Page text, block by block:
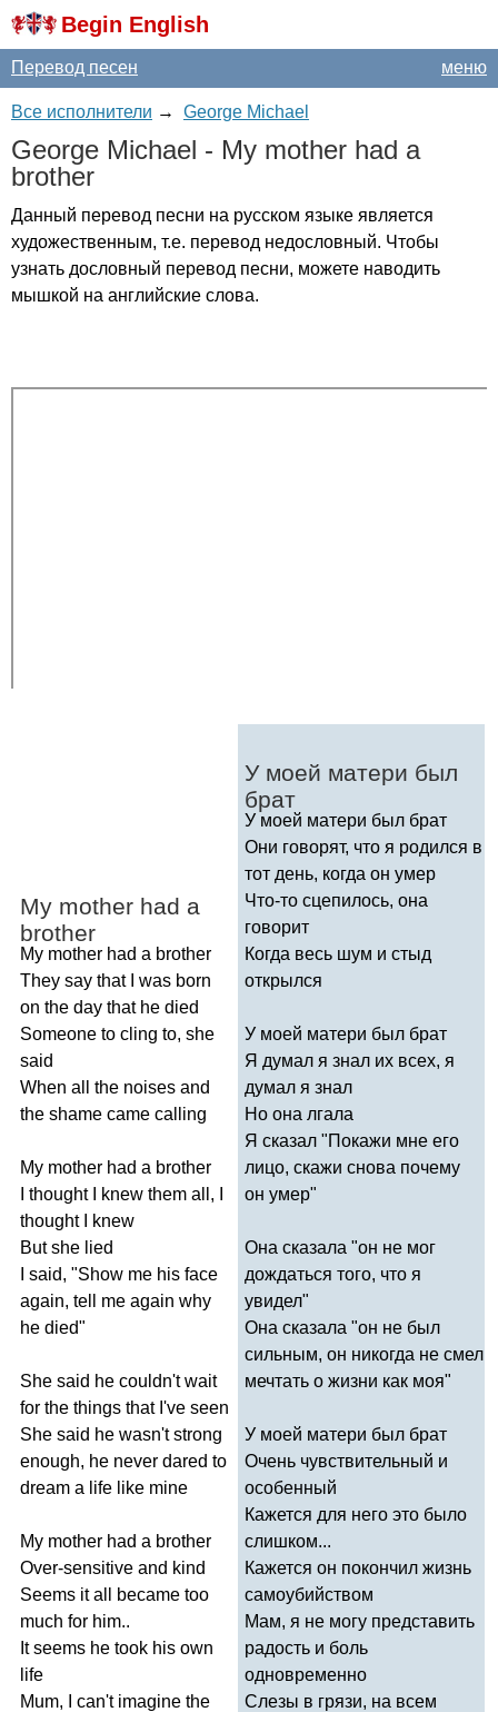
Begin English
меню
Перевод песен
Все исполнители → George Michael
George Michael - My mother had a
brother
Данный перевод песни на русском языке является
художественным, т.е. перевод недословный. Чтобы
узнать дословный перевод песни, можете наводить
мышкой на английские слова.
My mother had a
brother
My mother had a brother
They say that was born
on the day that he died
Someone to cling to, she
said
When all the noises and
the shame came calling
My mother had a brother
thought knew them all ,
thought
knew
But she lied
said, "Show me his face
again, tell me again why
he died"
She said he couldn't wait
for the things that I've seen
She said he wasn't strong
enough, he never dared to
dream a life like mine
My mother had a brother
Over-sensitive and kind
Seems it all became too
much for him..
It seems he took his own
life
Mum, can't imagine the
У моей матери был
брат
У моей матери был брат
Они говорят, что я родился в
тот день, когда он умер
Что-то сцепилось, она
говорит
Когда весь шум и стыд
открылся
У моей матери был брат
Я думал я знал их всех, я
думал я знал
Но она лгала
Я сказал "Покажи мне его
лицо, скажи снова почему
он умер"
Она сказала "он не мог
дождаться того, что я
увидел"
Она сказала "он не был
сильным, он никогда не смел
мечтать о жизни как моя"
У моей матери был брат
Очень чувствительный и
особенный
Кажется для него это было
слишком...
Кажется он покончил жизнь
самоубийством
Мам, я не могу представить
радость и боль
одновременно
Слезы в грязи, на всем